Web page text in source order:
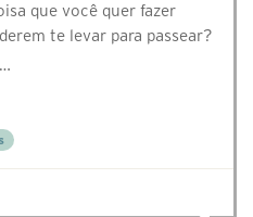
que você quer fazer
te levar para passear?